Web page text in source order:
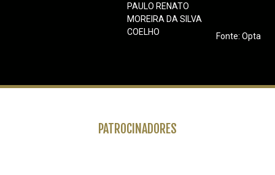
PAULO RENATO
MOREIRA DA SILVA
COELHO
Fonte: Opta
PATROCINADORES